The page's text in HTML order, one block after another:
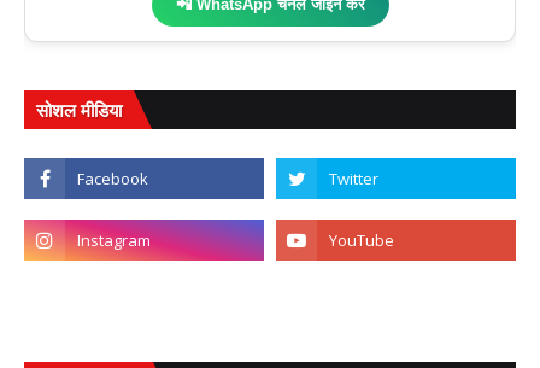
📲 WhatsApp चैनल जॉइन करें
सोशल मीडिया